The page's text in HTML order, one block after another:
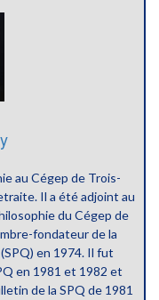
au Cégep de Trois-
Il a été adjoint au
du Cégep de
fondateur de la
en 1974. Il fut
en 1981 et 1982 et
de la SPQ de 1981